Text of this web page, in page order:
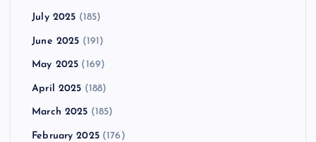
July 2025 (185)
June 2025 (191)
May 2025 (169)
April 2025 (188)
March 2025 (185)
February 2025(176)